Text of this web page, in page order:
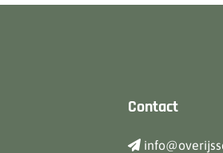
Contact